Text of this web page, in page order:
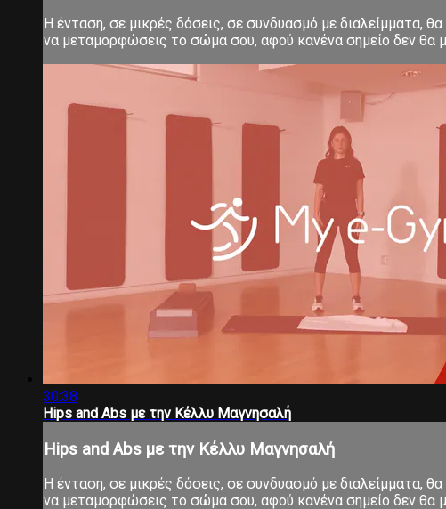
Η ένταση, σε μικρές δόσεις, σε συνδυασμό με διαλείμματα,
να μεταμορφώσεις το σώμα σου, αφού κανένα σημείο δεν θα
30:38
Hips and Abs με την Κέλλυ Μαγνησαλή
Hips and Abs με την Κέλλυ Μαγνησαλή
Η ένταση, σε μικρές δόσεις, σε συνδυασμό με διαλείμματα,
να μεταμορφώσεις το σώμα σου, αφού κανένα σημείο δεν θα